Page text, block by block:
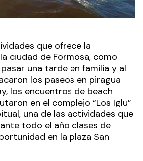
que ofrece la
ciudad de Formosa, como
una tarde en familia y al
los paseos en piragua
los encuentros de beach
en el complejo “Los Iglu”
una de las actividades que
todo el año clases de
en la plaza San